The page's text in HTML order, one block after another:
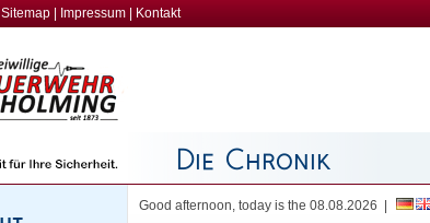
Sitemap Impressum Kontakt
Good afternoon, today is the 08.08.2026 |